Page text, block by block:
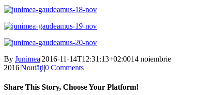
By Junimea|2016-11-14T12:31:13+02:0014 noiembrie
2016|Noutăţi|0 Comments
Share This Story, Choose Your Platform!